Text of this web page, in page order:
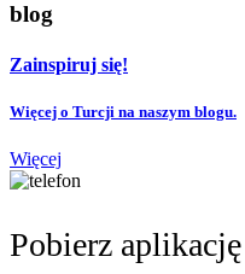
blog
Zainspiruj się!
Więcej o Turcji na naszym blogu.
Więcej
Pobierz